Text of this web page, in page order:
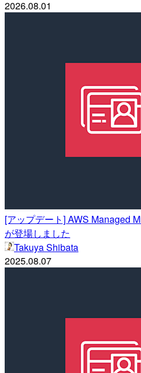
2026.08.01
[アップデート] AWS Managed
が登場しました
Takuya Shibata
2025.08.07